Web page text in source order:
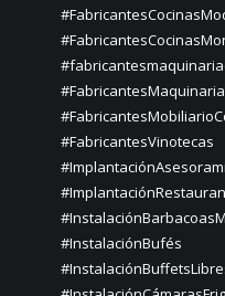
#FabricantesVinotecas
#InstalaciónBufés